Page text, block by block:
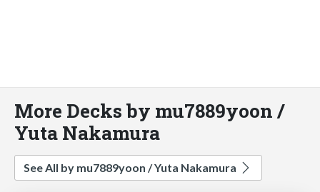
More Decks by mu7889yoon /
Yuta Nakamura
See All by mu7889yoon / Yuta Nakamura